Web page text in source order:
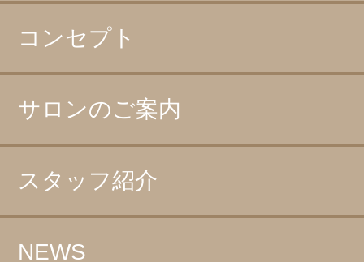
コンセプト
サロンのご案内
スタッフ紹介
NEWS